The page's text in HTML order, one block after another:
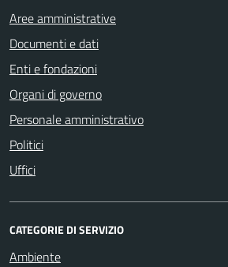
Aree amministrative
Documenti e dati
Enti e fondazioni
Organi di governo
Personale amministrativo
Politici
Uffici
CATEGORIE DI SERVIZIO
Ambiente